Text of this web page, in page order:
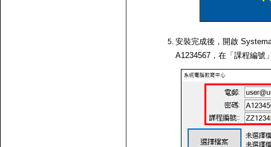
安裝完成後，開啟
A1234567，在「課程編號